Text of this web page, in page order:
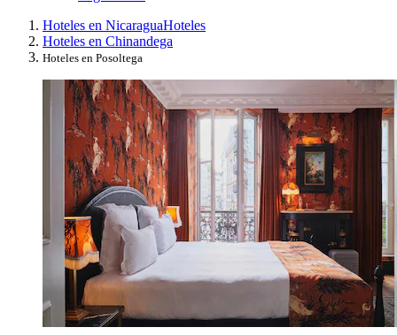
Hoteles en NicaraguaHoteles
Hoteles en Chinandega
Hoteles en Posoltega